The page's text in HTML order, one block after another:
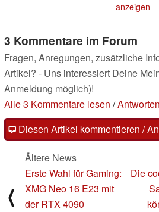
anzeigen
3 Kommentare im Forum
Fragen, Anregungen, zusätzliche
Artikel? - Uns interessiert Deine
Anmeldung möglich)!
Alle 3 Kommentare lesen /Antworten
Diesen Artikel kommentieren /
⟨
Ältere News
Erste Wahl für Gaming:
XMG Neo 16 E23 mit
der RTX 4090
Die